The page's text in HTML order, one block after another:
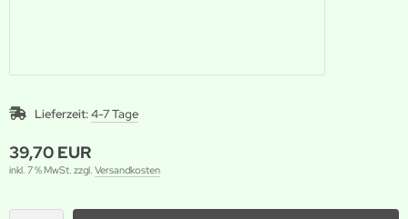
Lieferzeit:4-7 Tage
39,70 EUR
inkl. 7 % MwSt. zzgl. Versandkosten